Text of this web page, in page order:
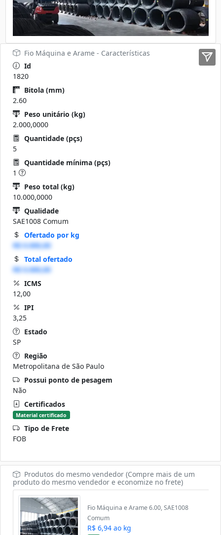
Fio Máquina e Arame - Características
Id
1820
Bitola (mm)
2.60
Peso unitário (kg)
2.000,0000
Quantidade (pçs)
5
Quantidade mínima (pçs)
1
Peso total (kg)
10.000,0000
Qualidade
SAE1008 Comum
Ofertado por kg
R$ 0.000,00
Total ofertado
R$ 0.000,00
ICMS
12,00
IPI
3,25
Estado
SP
Região
Metropolitana de São Paulo
Possui ponto de pesagem
Não
Certificados
Material certificado
Tipo de Frete
FOB
Produtos do mesmo vendedor (Compre mais de um
produto do mesmo vendedor e economize no frete)
Fio Máquina e Arame 6.00, SAE1008
Comum
R$ 6,94 ao kg